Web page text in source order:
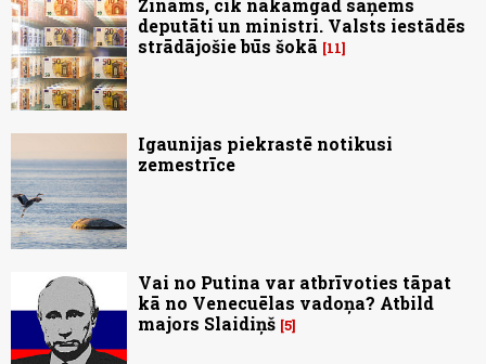
Zināms, cik nākamgad saņems
deputāti un ministri. Valsts iestādēs
strādājošie būs šokā
11
Igaunijas piekrastē notikusi
zemestrīce
Vai no Putina var atbrīvoties tāpat
kā no Venecuēlas vadoņa? Atbild
majors Slaidiņš 5